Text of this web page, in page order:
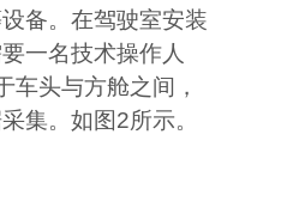
备。在驾驶室安装
一名技术操作人
车头与方舱之间，
集。如图 2所示。